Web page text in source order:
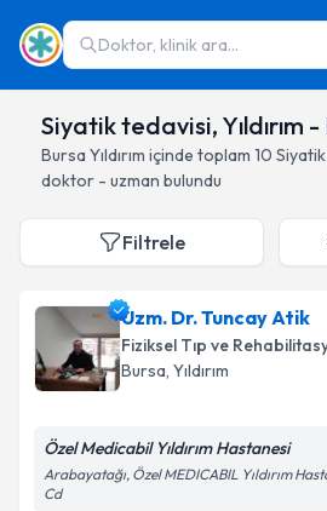
Doktor, klinik ara...
Siyatik tedavisi, Yıldırım -
Bursa Yıldırım içinde toplam 10
doktor - uzman bulundu
Filtrele
Uzm. Dr. Tuncay Atik
Fiziksel Tıp ve
Bursa, Yıldırım
Özel Medicabil Yıldırım Hastanesi
Arabayatağı, Özel MEDICABIL Yıldırım
Cd